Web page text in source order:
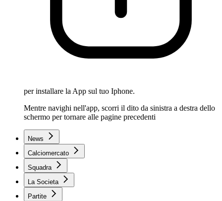
per installare la App sul tuo Iphone.
Mentre navighi nell'app, scorri il dito da sinistra a destra dello
schermo per tornare alle pagine precedenti
News
Calciomercato
Squadra
La Societa
Partite